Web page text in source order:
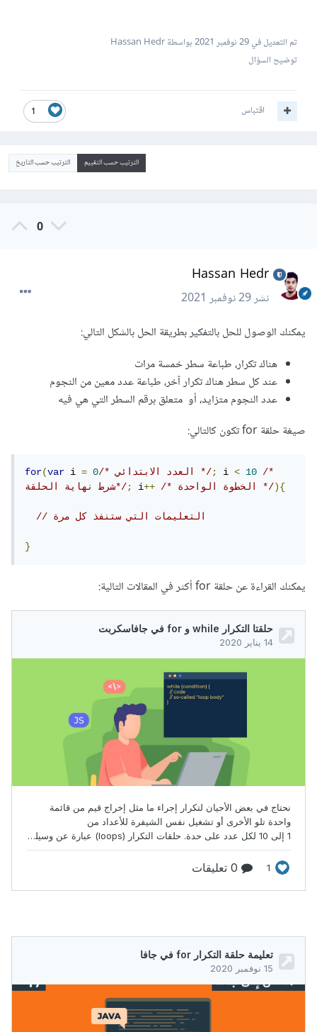
تم التعديل في29 نوفمبر 2021
بواسطة Hassan Hedr
توضيح السؤال
1 اقتباس
الترتيب حسب التقييم الترتيب حسب التاريخ
0
Hassan Hedr
نشر29 نوفمبر 2021
يمكنك الوصول للحل بالتفكير بطريقة الحل بالشكل التالي:
هناك تكرار، طباعة سطر خمسة مرات
عند كل سطر هناك تكرار آخر، طباعة عدد معين من النجوم
عدد النجوم متزايد، أو متعلق برقم السطر التي هي فيه
صيغة حلقة for تكون كالتالي:
for(var i = 0 /* العدد الابتدائي */; i < 10
/*
شرط نهاية الحلقة*/; i++ /* الخطوة الواحدة */){
// التعليمات التي ستنفذ كل مرة
}
يمكنك القراءة عن حلقة for أكثر في المقالات التالية: